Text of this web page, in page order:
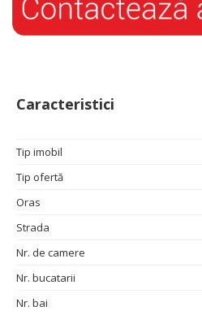
Caracteristici
Tip imobil
Tip ofertă
Oras
Strada
Nr. de camere
Nr. bucatarii
Nr. bai